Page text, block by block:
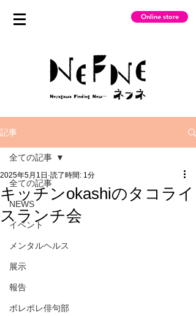
Online store
記事
全ての記事
NEWS
イベント
メンタルヘルス
展示
報告
ポレポレ俳句部
全ての記事
キッチンokashiのタコライ
スランチ会
2025年5月1日 読了時間: 1分